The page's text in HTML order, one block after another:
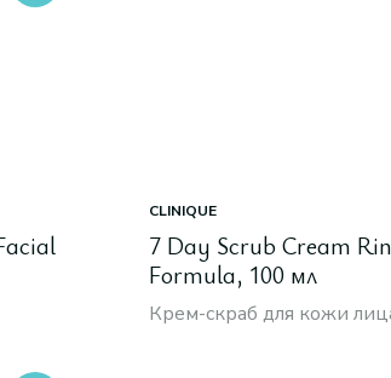
CLINIQUE
7 Day Scrub Cream
Formula, 100 мл
Крем-скраб для кожи